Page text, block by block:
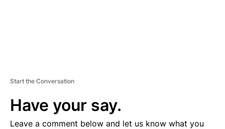
Start the Conversation
Have your say.
Leave a comment below and let us know what you